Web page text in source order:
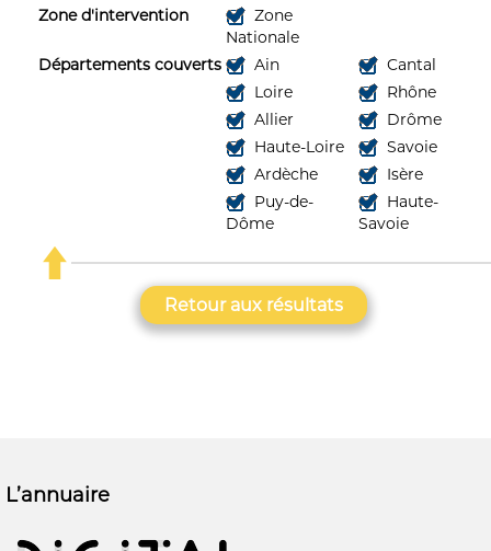
Zone d'intervention
Zone
Nationale
Départements couverts
Ain
Cantal
Loire
Rhône
Allier
Drôme
Haute-Loire
Savoie
Ardèche
Isère
Puy-de-
Dôme
Haute-
Savoie
Retour aux résultats
L’annuaire